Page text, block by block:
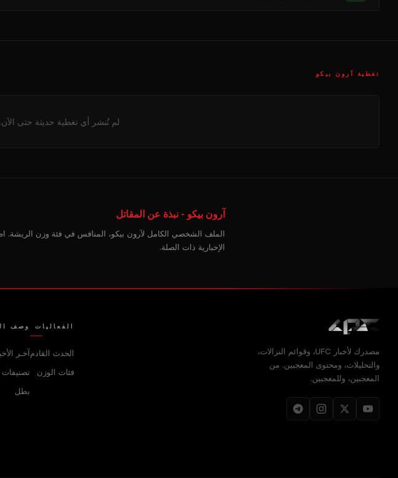
تغطية آرون بيكو
لم تُنشر أي تغطية حديثة حتى الآن.
آرون بيكو - نبذة عن المقاتل
الملف الشخصي الكامل لآرون بيكو، المنافس في فئة وزن الريشة.
الإخبارية ذات الصلة.
مصدرك لأخبار UFC، وقوائم النزالات،
والتحليلات، ومحتوى المعجبين. من
المعجبين، وللمعجبين.
الفعاليات
الحدث القادم
فئات الوزن
وصف
آخـر
تصنيفات
بطل